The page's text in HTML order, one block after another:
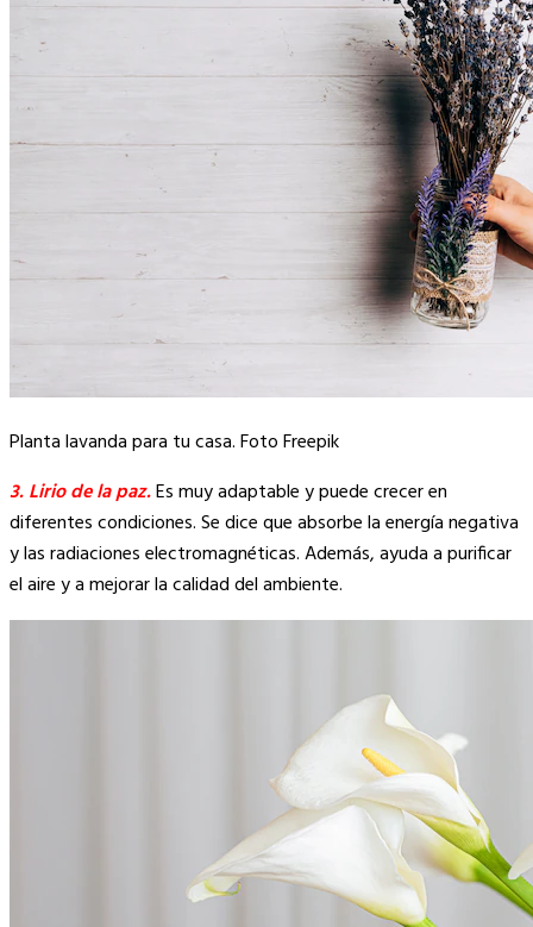
Planta lavanda para tu casa. Foto Freepik
3. Lirio de la paz.Es muy adaptable y puede crecer en
diferentes condiciones. Se dice que absorbe la energía negativa
y las radiaciones electromagnéticas. Además, ayuda a purificar
el aire y a mejorar la calidad del ambiente.